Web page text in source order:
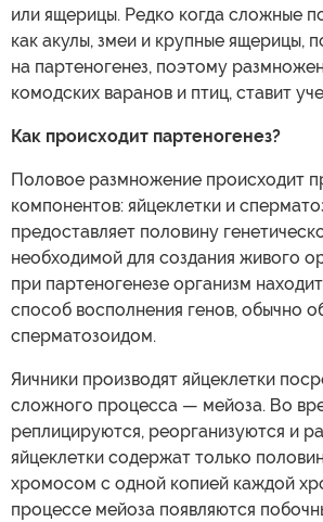
или ящерицы. Редко когда сложные
как акулы, змеи и крупные ящерицы,
на партеногенез, поэтому
комодских варанов и птиц, ставит
Как происходит партеногенез?
Половое размножение происходит
компонентов: яйцеклетки и
предоставляет половину
необходимой для создания живого
при партеногенезе организм
способ восполнения генов, обычно
сперматозоидом.
Яичники производят яйцеклетки
сложного процесса — мейоза. Во
реплицируются, реорганизуются и
яйцеклетки содержат только
хромосом с одной копией каждой
процессе мейоза появляются